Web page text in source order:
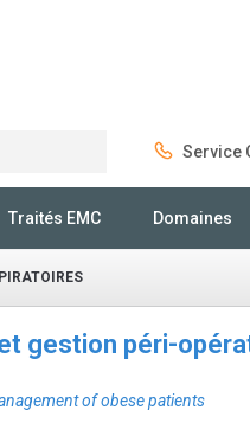
Service
Traités EMC Domaines
gestion péri-
of obese patients